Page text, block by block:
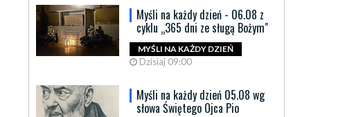
Myśli na każdy dzień - 06.08 z
cyklu „365 dni ze sługą Bożym"
MYŚLI NA KAŻDY DZIEŃ
Dzisiaj 09:00
Myśli na każdy dzień 05.08 wg
słowa Świętego Ojca Pio